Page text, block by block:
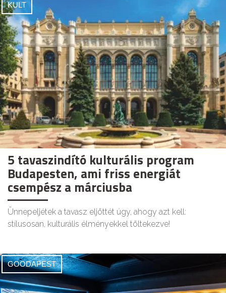
KULT
5 tavaszindító kulturális program
Budapesten, ami friss energiát
csempész a márciusba
Ünnepeljétek a tavasz eljöttét úgy, ahogy azt kell:
stílusosan, kulturális élményekkel töltekezve!
GOODAPEST